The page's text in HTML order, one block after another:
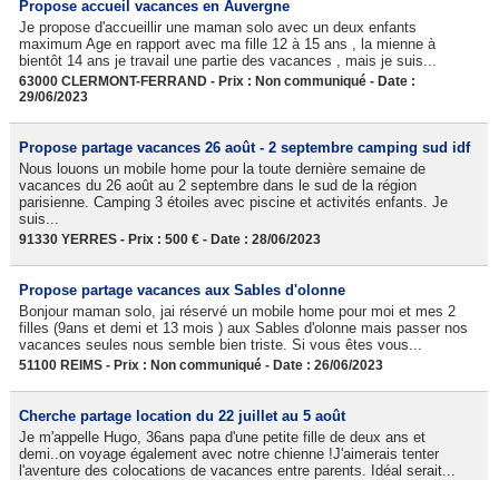
Propose accueil vacances en Auvergne
Je propose d'accueillir une maman solo avec un deux enfants
maximum Age en rapport avec ma fille 12 à 15 ans , la mienne à
bientôt 14 ans je travail une partie des vacances , mais je suis...
63000 CLERMONT-FERRAND - Prix : Non communiqué - Date :
29/06/2023
Propose partage vacances 26 août - 2 septembre camping sud idf
Nous louons un mobile home pour la toute dernière semaine de
vacances du 26 août au 2 septembre dans le sud de la région
parisienne. Camping 3 étoiles avec piscine et activités enfants. Je
suis...
91330 YERRES - Prix : 500 € - Date : 28/06/2023
Propose partage vacances aux Sables d'olonne
Bonjour maman solo, jai réservé un mobile home pour moi et mes 2
filles (9ans et demi et 13 mois ) aux Sables d'olonne mais passer nos
vacances seules nous semble bien triste. Si vous êtes vous...
51100 REIMS - Prix : Non communiqué - Date : 26/06/2023
Cherche partage location du 22 juillet au 5 août
Je m'appelle Hugo, 36ans papa d'une petite fille de deux ans et
demi..on voyage également avec notre chienne !J'aimerais tenter
l'aventure des colocations de vacances entre parents. Idéal serait...